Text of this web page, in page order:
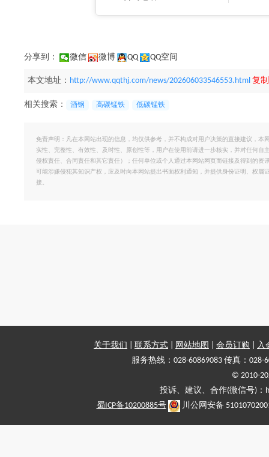
分享到： 微信 微博 QQ QQ空间
本文地址： http://www.qqthj.com/news/202606033546553.html 复
相关搜索： 酒钢 高碳锰铁 低碳锰铁
免责声明：凡在本网站出现的信息，均仅供参考，并不构成对用户决策的直接建议，
实性、完整性、有效性、及时性、原创性等，用户在使用前请进一步核实，并对任何
侵权责任、合同责任和其它责任）；任何单位或个人通过本网站网页而链接及得到的
可能涉嫌侵犯其知识产权，应及时向本网站提出书面权利通知，并提供身份证明、权
接。
关于我们 联系方式 网站地图 会员订购
入
服务热线：028-60869083 传真：028-
© 2010-
投诉、建议、合作(微信号)
蜀ICP备10200885号
川公网安备